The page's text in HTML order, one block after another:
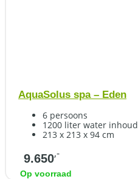
AquaSolus spa – Eden
6 persoons
1200 liter water inhoud
213 x 213 x 94 cm
9.650,-
Op voorraad